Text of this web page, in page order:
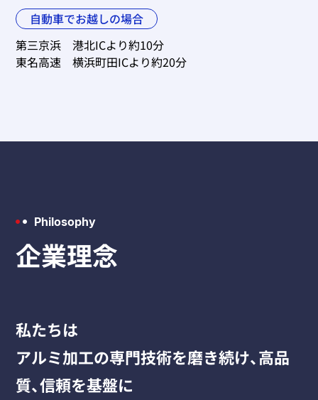
自動車でお越しの場合
第三京浜 港北ICより約10分
東名高速 横浜町田ICより約20分
Philosophy
企業理念
私たちは
アルミ加工の専門技術を磨き続け、高品
質、信頼を基盤に